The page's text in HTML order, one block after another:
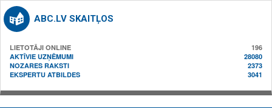
ABC.LV SKAITĻOS
LIETOTĀJI ONLINE
196
AKTĪVIE UZŅĒMUMI
28080
NOZARES RAKSTI
2373
EKSPERTU ATBILDES
3041